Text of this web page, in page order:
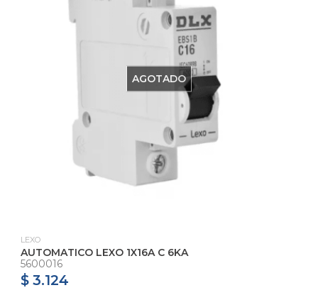
AGOTADO
LEXO
AUTOMATICO LEXO 1X16A C 6KA
5600016
$ 3.124